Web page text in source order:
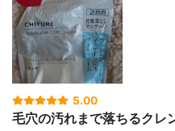
5.00
毛穴の汚れまで落ちるクレ